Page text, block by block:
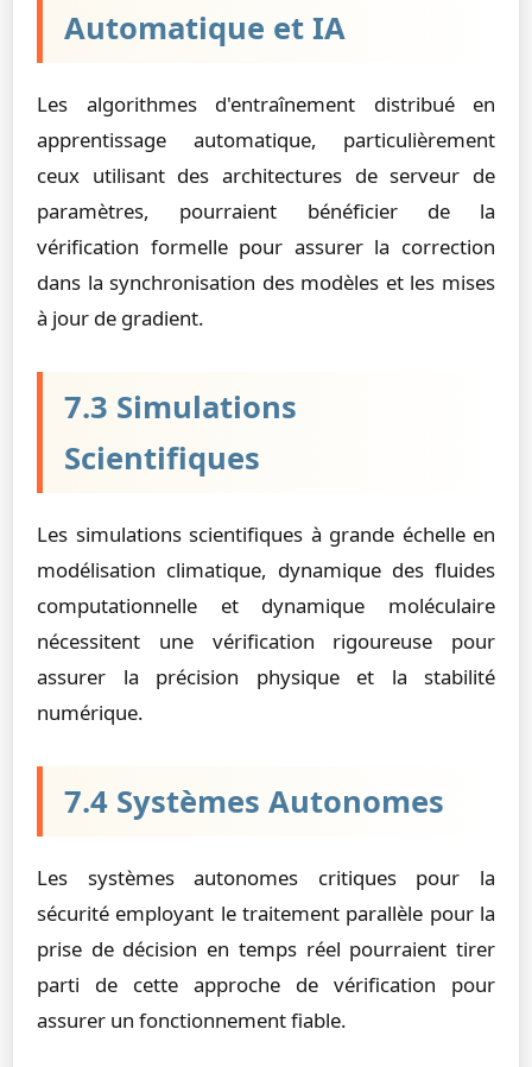
Automatique et IA
Les algorithmes d'entraînement distribué en
apprentissage automatique, particulièrement
ceux utilisant des architectures de serveur de
paramètres, pourraient bénéficier de la
vérification formelle pour assurer la correction
dans la synchronisation des modèles et les mises
à jour de gradient.
7.3 Simulations
Scientifiques
Les simulations scientifiques à grande échelle en
modélisation climatique, dynamique des fluides
computationnelle et dynamique moléculaire
nécessitent une vérification rigoureuse pour
assurer la précision physique et la stabilité
numérique.
7.4 Systèmes Autonomes
Les systèmes autonomes critiques pour la
sécurité employant le traitement parallèle pour la
prise de décision en temps réel pourraient tirer
parti de cette approche de vérification pour
assurer un fonctionnement fiable.